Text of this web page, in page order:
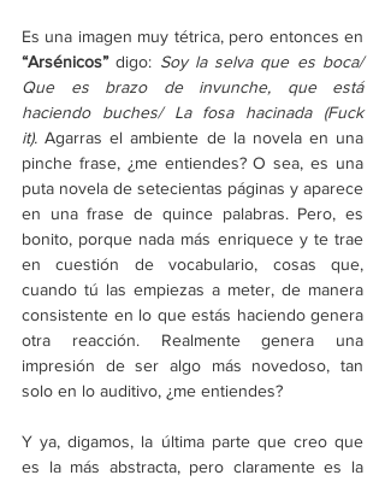
“Arsénicos” digo: Soy la selva que es boca/
Que es brazo de invunche, que está
haciendo buches/ La fosa hacinada (Fuck
it). Agarras el ambiente de la novela en una
pinche frase, ¿me entiendes? O sea, es una
puta novela de setecientas páginas y aparece
en una frase de quince palabras. Pero, es
bonito, porque nada más enriquece y te trae
en cuestión de vocabulario, cosas que,
cuando tú las empiezas a meter, de manera
consistente en lo que estás haciendo genera
otra reacción. Realmente genera una
impresión de ser algo más novedoso, tan
solo en lo auditivo, ¿me entiendes?
Y ya, digamos, la última parte que creo que
es la más abstracta, pero claramente es la